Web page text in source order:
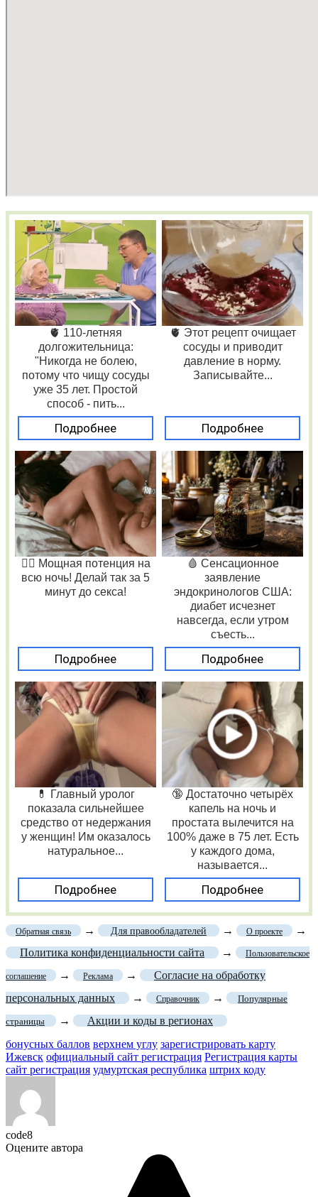
🫀 110-летняя
долгожительница:
"Никогда не болею,
потому что чищу сосуды
уже 35 лет. Простой
способ - пить...
Подробнее
🫀 Этот рецепт очищает
сосуды и приводит
давление в норму.
Записывайте...
Подробнее
❤️‍🔥 Мощная потенция на
всю ночь! Делай так за 5
минут до секса!
Подробнее
🩸 Сенсационное
заявление
эндокринологов США:
диабет исчезнет
навсегда, если утром
съесть...
Подробнее
💊 Главный уролог
показала сильнейшее
средство от недержания
у женщин! Им оказалось
натуральное...
Подробнее
🔞 Достаточно четырёх
капель на ночь и
простата вылечится на
100% даже в 75 лет. Есть
у каждого дома,
называется...
Подробнее
Обратная связь → Для правообладателей → О проекте
→
Политика конфиденциальности сайта
→ Пользовательское
соглашение → Реклама →
Согласие на обработку
персональных данных
→ Справочник → Популярные
страницы →
Акции и коды в регионах
бонусных баллов верхнем углу зарегистрировать карту
Ижевск официальный сайт регистрация Регистрация карты
сайт регистрация удмуртская республика штрих коду
code8
Оцените автора